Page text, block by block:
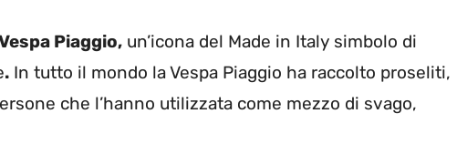
Piaggio, un’icona del Made in Italy simbolo di
. In tutto il mondo la Vespa Piaggio ha raccolto proseliti,
che l’hanno utilizzata come mezzo di svago,